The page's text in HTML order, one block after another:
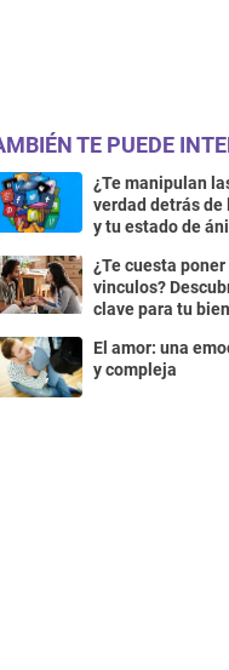
TE PUEDE
¿Te manipulan
verdad detrás
y tu estado de
¿Te cuesta
vinculos?
clave para tu
El amor: una
y compleja